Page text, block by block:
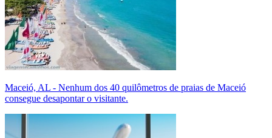
Maceió, AL - Nenhum dos 40 quilômetros de praias de Maceió
consegue desapontar o visitante.